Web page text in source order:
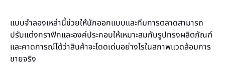
แบบจำลองเหล่านี้ช่วยให้นักออกแบบและทีมการตลาดสามารถ
ปรับแต่งกราฟิกและองค์ประกอบให้เหมาะสมกับรูปทรงผลิตภัณฑ์
และคาดการณ์ได้ว่าสินค้าจะโดดเด่นอย่างไรในสภาพแวดล้อมการ
ขายจริง